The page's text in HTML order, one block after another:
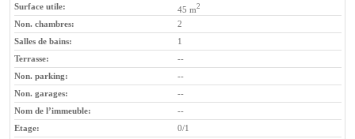
Surface utile:
45 m2
Non. chambres:
2
Salles de bains:
1
Terrasse:
--
Non. parking:
--
Non. garages:
--
Nom de l’immeuble:
--
Etage:
0/1